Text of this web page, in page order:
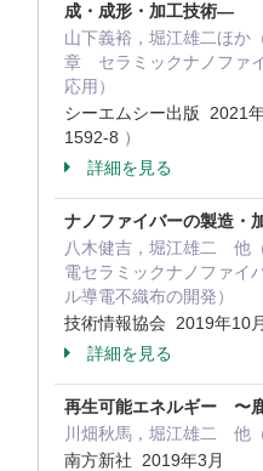
成・成形・加工技術―
山下義裕，堀江雄二ほか
章 セラミックナノファ
応用）
シーエムシー出版 2021
1592-8 ）
詳細を見る
ナノファイバーの製造・
八木健吉，堀江雄二 他
電セラミックナノファイ
ル導電不織布の開発）
技術情報協会 2019年10月
詳細を見る
再生可能エネルギー 〜
川畑秋馬，堀江雄二 他
南方新社 2019年3月